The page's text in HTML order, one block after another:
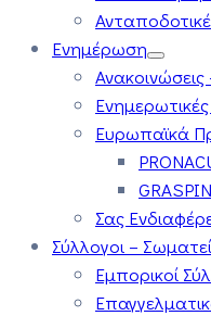
Ενημέρωση
Ευρωπαϊκά
Σας
Σύλλογοι –
Εμπορικοί